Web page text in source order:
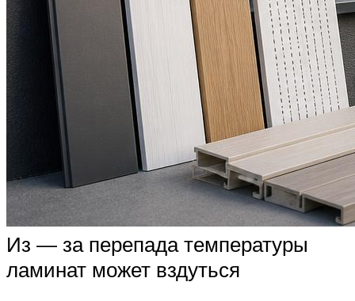
Из — за перепада температуры
ламинат может вздуться